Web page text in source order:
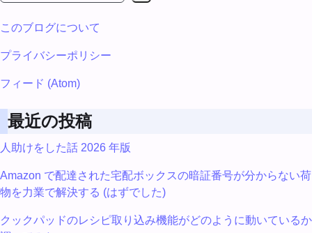
このブログについて
プライバシーポリシー
フィード (Atom)
最近の投稿
人助けをした話 2026 年版
Amazon で配達された宅配ボックスの暗証番号が分からない荷
物を力業で解決する (はずでした)
クックパッドのレシピ取り込み機能がどのように動いているか